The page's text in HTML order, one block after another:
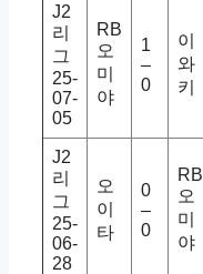
J2
리
그
25-
07-
05
RB
오
미
야
1
–
0
이
와
키
J2
리
그
25-
06-
28
오
이
타
0
–
0
RB
오
미
야